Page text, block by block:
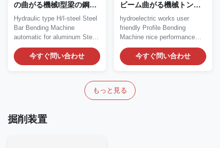
の曲がる機械I型梁の鋼鉄
に冷たい曲がること
Hydraulic type H/I-steel Steel
Bar Bending Machine
automatic for aluminum Steel
Bar Bending...
今すぐ問い合わせ
ビーム曲がる機械トンネ
ルの建設用機器
hydroelectric works user
friendly Profile Bending
Machine nice performance
Profile Bending...
今すぐ問い合わせ
もっと見る
掘削装置